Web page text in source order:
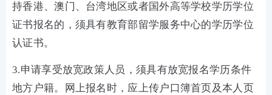
持香港、澳门、台湾地区或者国外高等学校学历学位
证书报名的，须具有教育部留学服务中心的学历学位
认证书。
3.申请享受放宽政策人员，须具有放宽报名学历条件
地方户籍。网上报名时，应上传户口簿首页及本人页